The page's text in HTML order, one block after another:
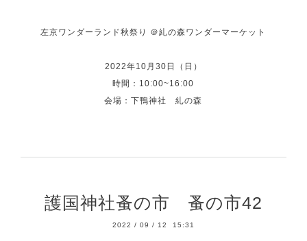
左京ワンダーランド秋祭り ＠糺の森ワンダーマーケット
2022年10月30日（日）
時間：10:00~16:00
会場：下鴨神社 糺の森
護国神社蚤の市 蚤の市42
2022 / 09 / 12 15:31